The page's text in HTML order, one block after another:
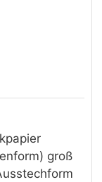
groß